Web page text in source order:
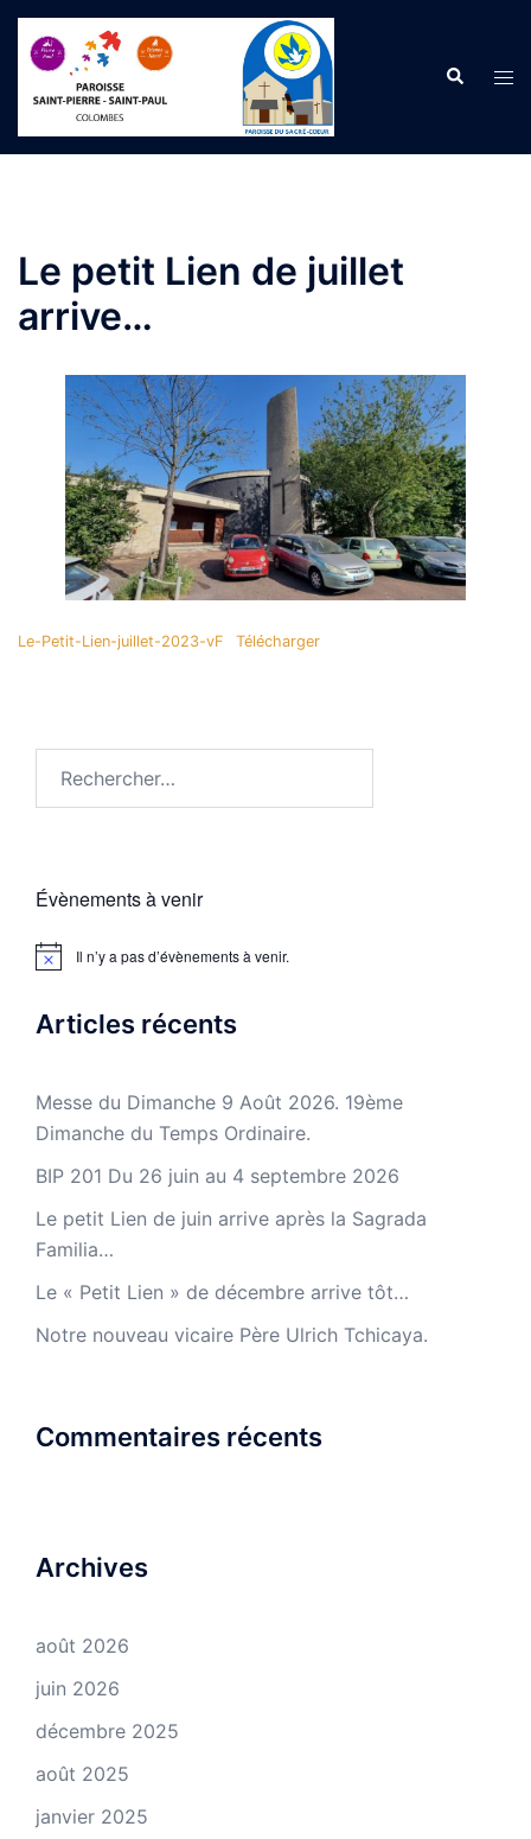
Aller
contenu
Le petit Lien de juillet
arrive…
Le-Petit-Lien-juillet-2023-vF Télécharger
Évènements à venir
Notice Il n’y a pas d’évènements à venir.
Articles récents
Messe du Dimanche 9 Août 2026. 19ème
Dimanche du Temps Ordinaire.
BIP 201 Du 26 juin au 4 septembre 2026
Le petit Lien de juin arrive après la Sagrada
Familia…
Le « Petit Lien » de décembre arrive tôt…
Notre nouveau vicaire Père Ulrich Tchicaya.
Commentaires récents
Archives
août 2026
juin 2026
décembre 2025
août 2025
janvier 2025